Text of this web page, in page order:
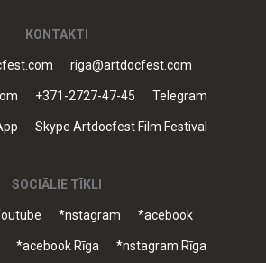
KONTAKTI
riga@artdocfest.com
+371-2727-47-45 Telegram
Skype Artdocfest Film Festival
SOCIĀLIE TĪKLI
*nstagram *acebook
*acebook Rīga *nstagram Rīga